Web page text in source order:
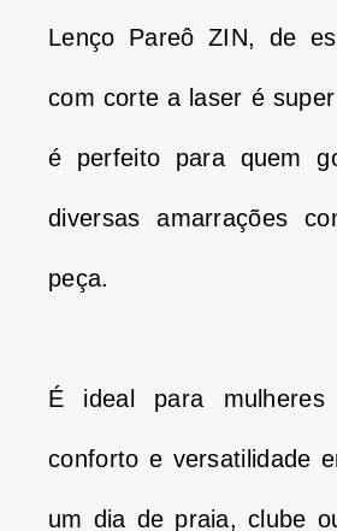
Lenço Pareô ZIN, de
com corte a laser é
é perfeito para quem
diversas amarrações
peça.
É ideal para mulheres
conforto e versatilidade
um dia de praia, clube